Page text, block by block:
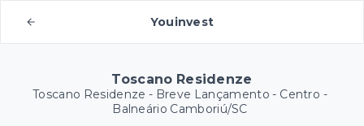
Youinvest
Toscano Residenze
Toscano Residenze - Breve Lançamento - Centro -
Balneário Camboriú/SC